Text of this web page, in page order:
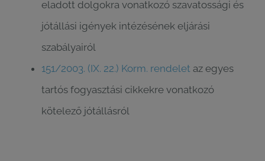
eladott dolgokra vonatkozó szavatossági és
jótállási igények intézésének eljárási
szabályairól
151/2003. (IX. 22.) Korm. rendelet az egyes
tartós fogyasztási cikkekre vonatkozó
kötelező jótállásról